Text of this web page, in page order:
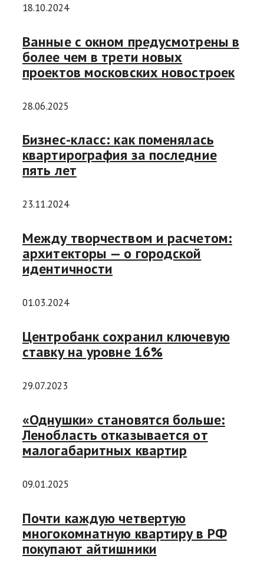
18.10.2024
Ванные с окном предусмотрены в
более чем в трети новых
проектов московских новостроек
28.06.2025
Бизнес-класс: как поменялась
квартирография за последние
пять лет
23.11.2024
Между творчеством и расчетом:
архитекторы — о городской
идентичности
01.03.2024
Центробанк сохранил ключевую
ставку на уровне 16%
29.07.2023
«Однушки» становятся больше:
Ленобласть отказывается от
малогабаритных квартир
09.01.2025
Почти каждую четвертую
многокомнатную квартиру в РФ
покупают айтишники